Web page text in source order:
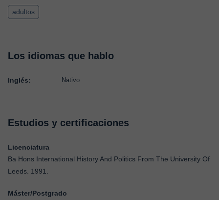
adultos
Los idiomas que hablo
Inglés: Nativo
Estudios y certificaciones
Licenciatura
Ba Hons International History And Politics From The University Of
Leeds. 1991.
Máster/Postgrado